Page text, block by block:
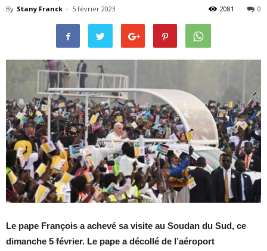
By Stany Franck - 5 février 2023 0
2081
Le pape François a achevé sa visite au Soudan du Sud, ce
dimanche 5 février. Le pape a décollé de l’aéroport